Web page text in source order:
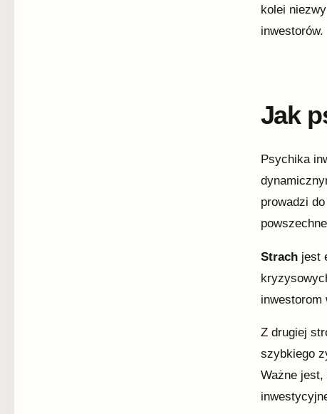
kolei
inwestorów.
Jak
Psychika
prowadzi
Strachjest
inwestorom
Z drugiej
szybkiego
Ważne